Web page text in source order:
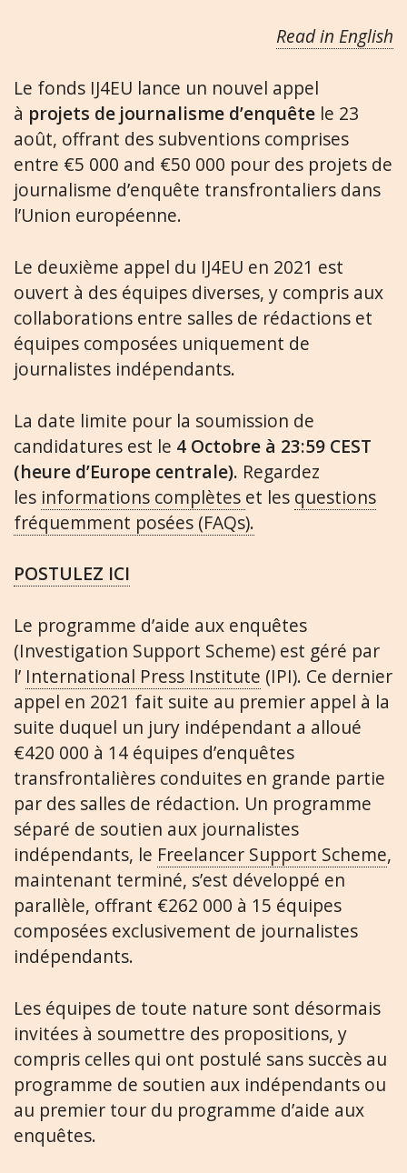
Read in English
Le fonds IJ4EU lance un nouvel appel
à projets de journalisme d’enquête le 23
août, offrant des subventions comprises
entre €5 000 and €50 000 pour des projets de
journalisme d’enquête transfrontaliers dans
l’Union européenne.
Le deuxième appel du IJ4EU en 2021 est
ouvert à des équipes diverses, y compris aux
collaborations entre salles de rédactions et
équipes composées uniquement de
journalistes indépendants.
La date limite pour la soumission de
candidatures est le 4 Octobre à 23:59 CEST
(heure d’Europe centrale). Regardez
les informations complètes et les questions
fréquemment posées (FAQs).
POSTULEZ ICI
Le programme d’aide aux enquêtes
(Investigation Support Scheme) est géré par
l’ International Press Institute (IPI). Ce dernier
appel en 2021 fait suite au premier appel à la
suite duquel un jury indépendant a alloué
€420 000 à 14 équipes d’enquêtes
transfrontalières conduites en grande partie
par des salles de rédaction. Un programme
séparé de soutien aux journalistes
indépendants, le Freelancer Support Scheme,
maintenant terminé, s’est développé en
parallèle, offrant €262 000 à 15 équipes
composées exclusivement de journalistes
indépendants.
Les équipes de toute nature sont désormais
invitées à soumettre des propositions, y
compris celles qui ont postulé sans succès au
programme de soutien aux indépendants ou
au premier tour du programme d’aide aux
enquêtes.